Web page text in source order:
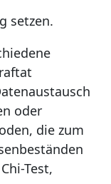
setzen.
oder
die zum
Test,